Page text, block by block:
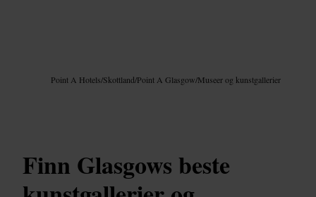
Point A Hotels/Skottland/Point A Glasgow/Museer og kunstgallerier
Finn Glasgows beste